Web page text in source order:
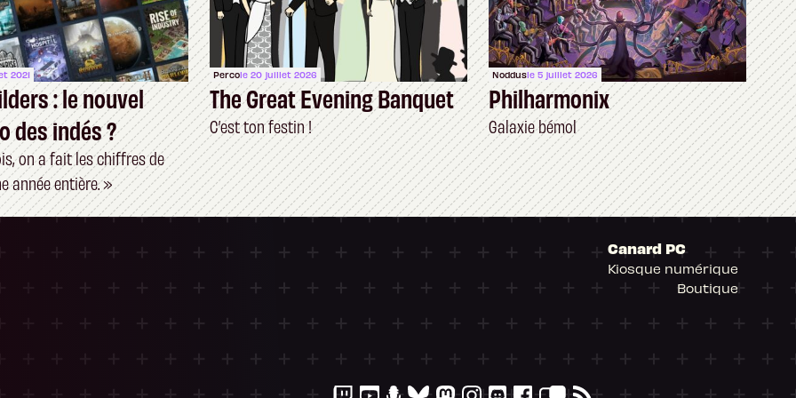
2021
: le nouvel
des indés ?
on a fait les chiffres de
année entière. »
Percole 20 juillet 2026
The Great Evening Banquet
C’est ton festin !
Noddusle 5 juillet 2026
Philharmonix
Galaxie bémol
Canard PC
Kiosque numérique
Boutique
gérer vos paramètres de confidentialité, en garantissant la conformité avec les